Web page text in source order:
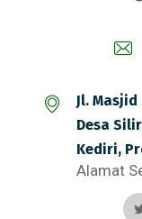
Jl.
Desa
Kediri,
Alamat